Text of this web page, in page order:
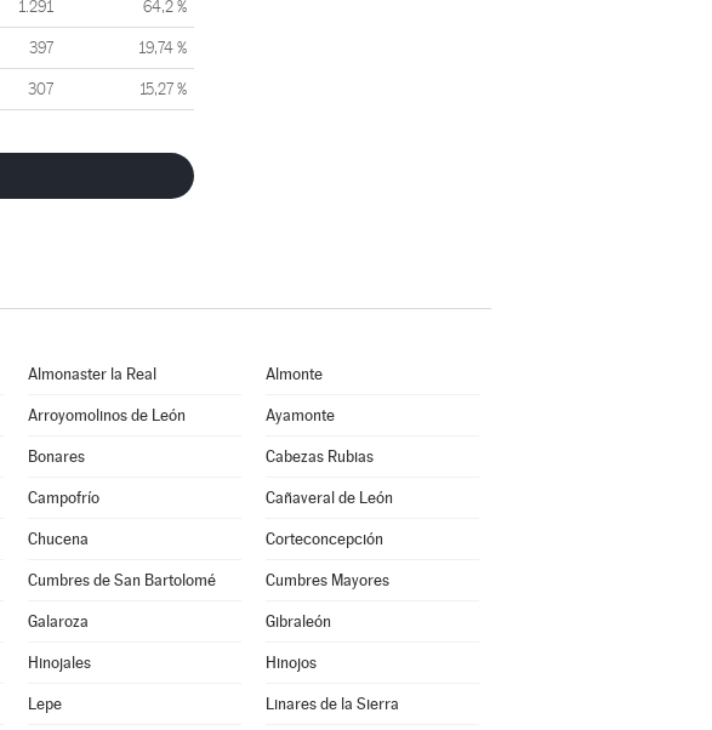
1.291 64,2 %
397 19,74 %
307 15,27 %
Almonaster la Real Almonte
Arroyomolinos de León Ayamonte
Bonares Cabezas Rubias
Campofrío Cañaveral de León
Chucena Corteconcepción
Cumbres de San Bartolomé Cumbres Mayores
Galaroza Gibraleón
Hinojales Hinojos
Lepe Linares de la Sierra